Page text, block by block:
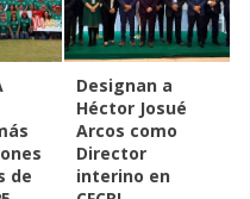
de
Designan a
Héctor Josué
Arcos como
Director
interino en